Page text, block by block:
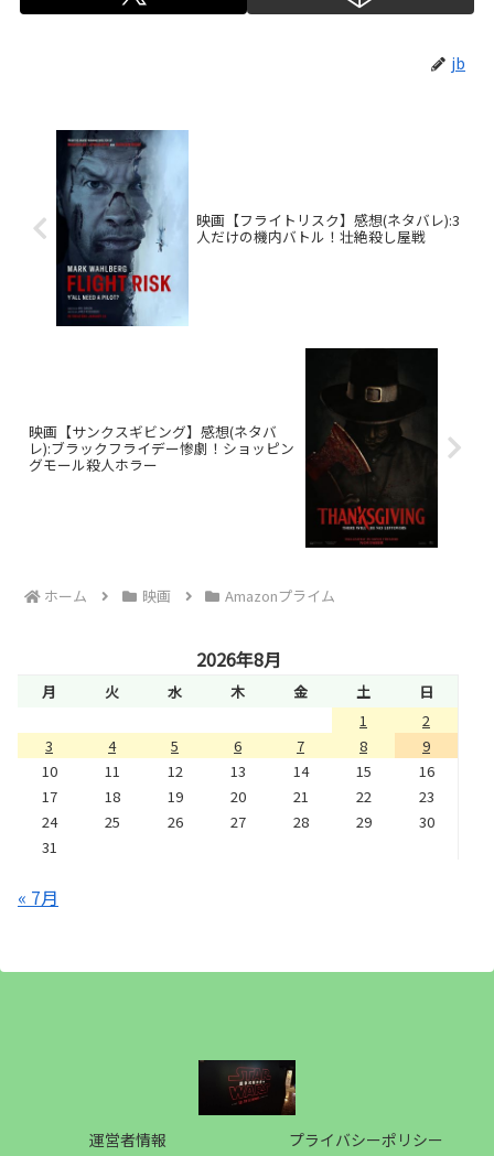
jb
映画【フライトリスク】感想(ネタバレ):3
人だけの機内バトル！壮絶殺し屋戦
映画【サンクスギビング】感想(ネタバ
レ):ブラックフライデー惨劇！ショッピン
グモール殺人ホラー
ホーム 映画 Amazonプライム
2026年8月
月 火 水 木 金 土
日
1
2
3
4 5 6 7 8
9
10
11 12 13 14 15
16
17
18 19 20 21 22
23
24
25 26 27 28 29
30
31
« 7月
運営者情報 プライバシーポリシー